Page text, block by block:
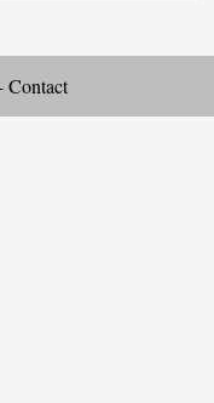
Contact